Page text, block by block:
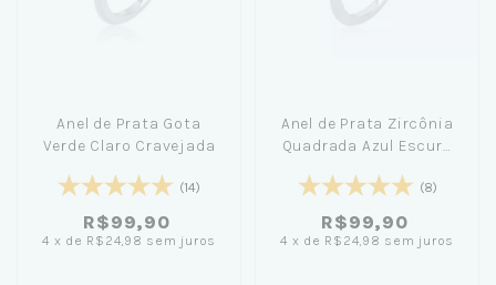
Anel de Prata Gota
Verde Claro Cravejada
(14)
R$99,90
4 x de R$24,98 sem juros
Anel de Prata Zircônia
Quadrada Azul Escuro
(8)
R$99,90
4 x de R$24,98 sem juros